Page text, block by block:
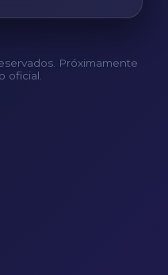
Próximamente
oficial.